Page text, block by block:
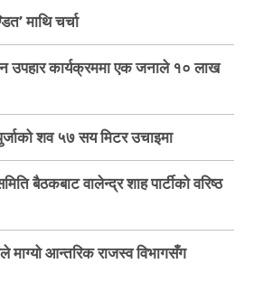
माथि चर्चा
उपहार कार्यक्रममा एक जनाले १० लाख
पुर्जाको शव ५७ सय मिटर उचाइमा
बैठकबाट वालेन्द्र शाह पार्टीको वरिष्ठ
माग्यो आन्तरिक राजस्व विभागसँग